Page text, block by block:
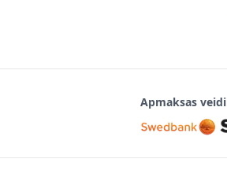
Apmaksas veidi